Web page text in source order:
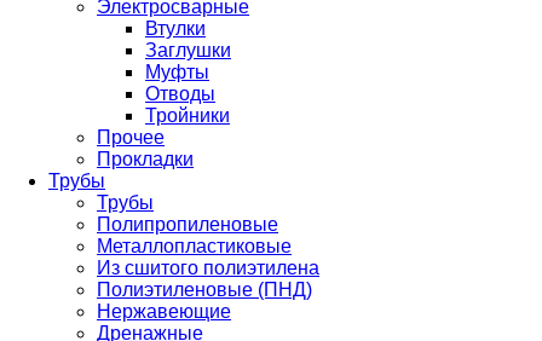
Электросварные
Втулки
Заглушки
Муфты
Отводы
Тройники
Прочее
Прокладки
Трубы
Трубы
Полипропиленовые
Металлопластиковые
Из сшитого полиэтилена
Полиэтиленовые (ПНД)
Нержавеющие
Дренажные